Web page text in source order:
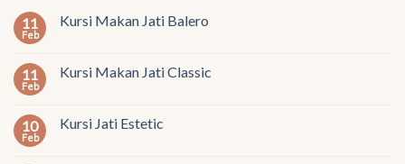
11
Feb
Kursi Makan Jati Balero
11
Feb
Kursi Makan Jati Classic
10
Feb
Kursi Jati Estetic